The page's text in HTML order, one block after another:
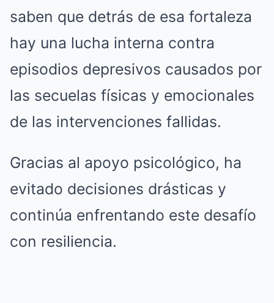
saben que detrás de esa fortaleza
hay una lucha interna contra
episodios depresivos causados por
las secuelas físicas y emocionales
de las intervenciones fallidas.
Gracias al apoyo psicológico, ha
evitado decisiones drásticas y
continúa enfrentando este desafío
con resiliencia.